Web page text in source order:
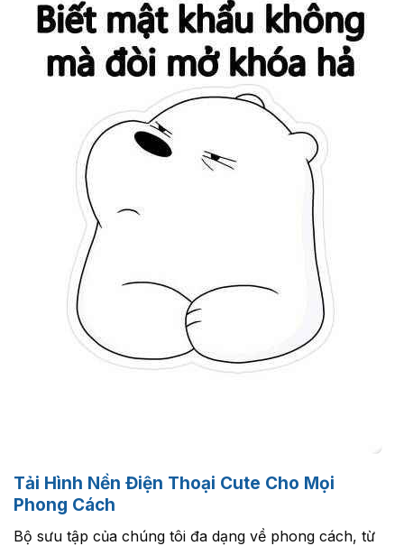
Tải Hình Nền Điện Thoại Cute Cho Mọi
Phong Cách
Bộ sưu tập của chúng tôi đa dạng về phong cách, từ